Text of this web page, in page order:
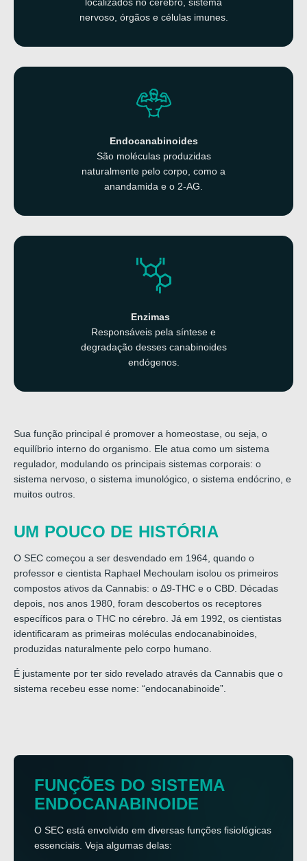
nervoso, órgãos e células imunes.
Endocanabinoides
São moléculas produzidas
naturalmente pelo corpo, como a
anandamida e o 2-AG.
Enzimas
Responsáveis pela síntese e
degradação dessescanabinoides
endógenos.
Sua função principal é promover a homeostase, ou seja, o
equilíbrio interno do organismo. Ele atua como um sistema
regulador, modulando os principais sistemas corporais: o
sistema nervoso, o sistema imunológico, o sistema endócrino, e
muitos outros.
UM POUCO DE HISTÓRIA
O SEC começou a ser desvendado em 1964, quando o
professor e cientista Raphael Mechoulam isolou os primeiros
compostos ativos da Cannabis: o Δ9-THC e o CBD. Décadas
depois, nos anos 1980, foram descobertos os receptores
específicos para o THC no cérebro. Já em 1992, os cientistas
identificaram as primeiras moléculas endocanabinoides,
produzidas naturalmente pelo corpo humano.
É justamente por ter sido revelado através da Cannabis que o
sistema recebeu esse nome: “endocanabinoide”.
FUNÇÕES DO SISTEMA
ENDOCANABINOIDE
O SEC está envolvido em diversas funções fisiológicas
essenciais. Veja algumas delas: